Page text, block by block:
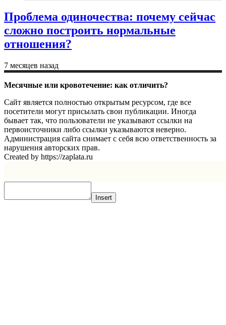
Проблема одиночества: почему сейчас
сложно построить нормальные
отношения?
7 месяцев назад
Месячные или кровотечение: как отличить?
Сайт является полностью открытым ресурсом, где все
посетители могут присылать свои публикации. Иногда
бывает так, что пользователи не указывают ссылки на
первоисточники либо ссылки указываются неверно.
Администрация сайта снимает с себя всю ответственность за
нарушения авторских прав.
Created by https://zaplata.ru
Insert